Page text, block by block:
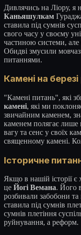
Дивлячись на Ліору, я
Каньяшулкам
ставила під сумнів
свого часу у своєму
частиною системи, але
Обидві змусили
питаннями.
Камені на
"Камені питань", які
камені, які ми
звичайним каменем,
каменем полягає лише
вагу та сенс у своїх
священному камені.
Історичне
Якщо в нашій історії є
це Йогі Вемана. Його
розбивали забобони та
ставила під сумнів
сумнів плетіння
руйнування, а реформ.